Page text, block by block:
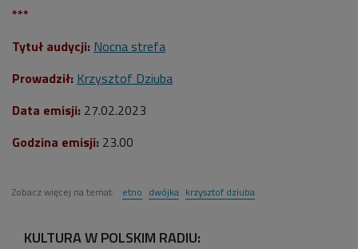
***
Tytuł audycji: Nocna strefa
Prowadził: Krzysztof Dziuba
Data emisji: 27.02.2023
Godzina emisji: 23.00
Zobacz więcej na temat: etno dwójka krzysztof dziuba
KULTURA W POLSKIM RADIU: